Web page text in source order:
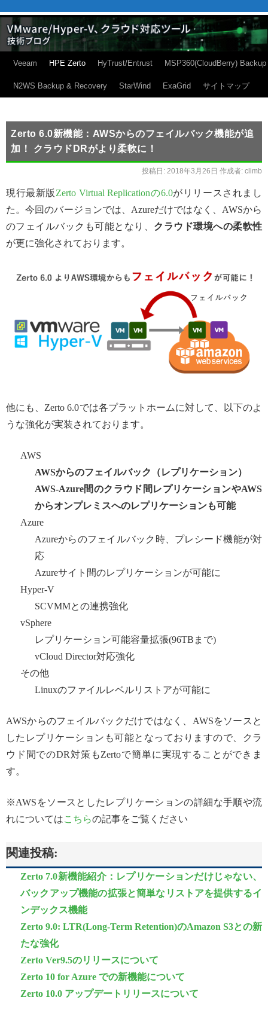
Veeam HPE Zerto HyTrust/Entrust MSP360(CloudBerry) Backup
N2WS Backup & Recovery StarWind ExaGrid サイトマップ
Zerto 6.0新機能：AWSからのフェイルバック機能が追
加！ クラウドDRがより柔軟に！
投稿日: 2018年3月26日 作成者: climb
現行最新版 Zerto Virtual Replicationの6.0がリリースされまし
た。今回のバージョンでは、Azureだけではなく、AWSから
のフェイルバックも可能となり、 クラウド環境への柔軟性
が更に強化されております。
他にも、Zerto 6.0では各プラットホームに対して、以下のよ
うな強化が実装されております。
AWS
AWSからのフェイルバック（レプリケーション）
AWS-Azure間のクラウド間レプリケーションやAWS
からオンプレミスへのレプリケーションも可能
Azure
Azureからのフェイルバック時、プレシード機能が対
応
Azureサイト間のレプリケーションが可能に
Hyper-V
SCVMMとの連携強化
vSphere
レプリケーション可能容量拡張(96TBまで)
vCloud Director対応強化
その他
Linuxのファイルレベルリストアが可能に
AWSからのフェイルバックだけではなく、AWSをソースと
したレプリケーションも可能となっておりますので、クラ
ウド間でのDR対策もZertoで簡単に実現することができま
す。
※AWSをソースとしたレプリケーションの詳細な手順や流
れについてはこちらの記事をご覧ください
関連投稿:
Zerto 7.0新機能紹介：レプリケーションだけじゃない、
バックアップ機能の拡張と簡単なリストアを提供するイ
ンデックス機能
Zerto 9.0: LTR(Long-Term Retention)のAmazon S3との新
たな強化
Zerto Ver9.5のリリースについて
Zerto 10 for Azure での新機能について
Zerto 10.0 アップデートリリースについて